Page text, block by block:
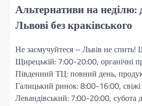
Альтернативи на
Львові без краківського
Не засмучуйтеся – Львів не спить!
Щирецькій: 7:00-20:00, органічні
Південний ТЦ: повний день,
Галицький ринок: 8:00-16:00, свіжі
Левандівський: 7:00-20:00, субота